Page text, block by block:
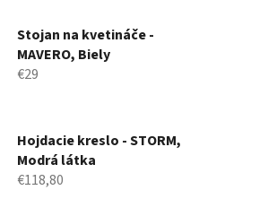
Stojan na kvetináče -
MAVERO, Biely
€29
Hojdacie kreslo - STORM,
Modrá látka
€118,80